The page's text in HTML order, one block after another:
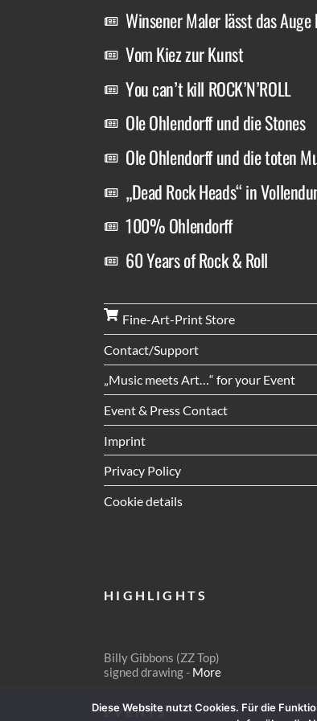
Winsener Maler lässt das Auge
Vom Kiez zur Kunst
You can’t kill ROCK’N’ROLL
Ole Ohlendorff und die Stones
Ole Ohlendorff und die toten
„Dead Rock Heads“ in
100% Ohlendorff
60 Years of Rock & Roll
Fine-Art-Print Store
Contact/Support
„Music meets Art…“ for your Event
Event & Press Contact
Imprint
Privacy Policy
Cookie details
HIGHLIGHTS
Billy Gibbons (ZZ Top)
signed drawing - More
EVENTS
Diese Website nutzt Cookies. Für die